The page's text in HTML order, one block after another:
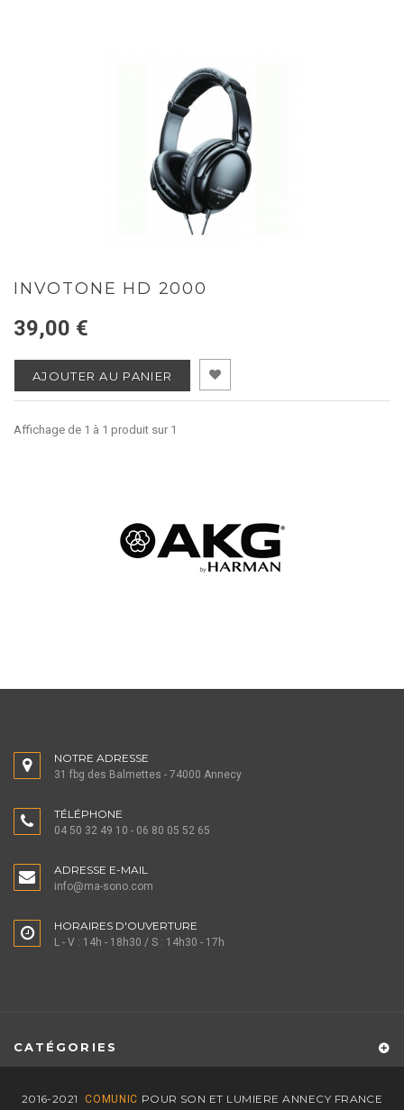
INVOTONE HD 2000
39,00 €
AJOUTER AU PANIER
Affichage de 1 à 1 produit sur 1
NOTRE ADRESSE
31 fbg des Balmettes - 74000 Annecy
TÉLÉPHONE
04 50 32 49 10 - 06 80 05 52 65
ADRESSE E-MAIL
info@ma-sono.com
HORAIRES D'OUVERTURE
L - V : 14h - 18h30 / S : 14h30 - 17h
CATÉGORIES
2016-2021 COMUNIC POUR SON ET LUMIERE ANNECY FRANCE